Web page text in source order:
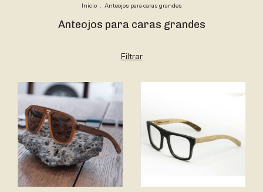
Inicio . Anteojos para caras grandes
Anteojos para caras grandes
Filtrar